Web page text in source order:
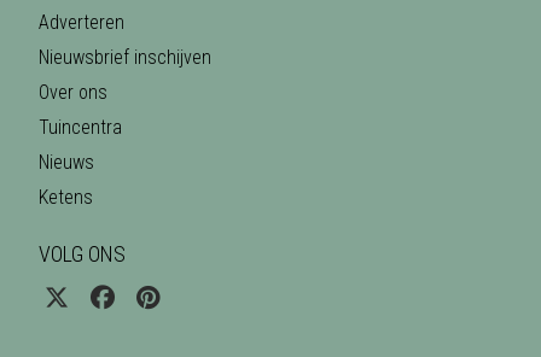
Adverteren
Nieuwsbrief inschijven
Over ons
Tuincentra
Nieuws
Ketens
VOLG ONS